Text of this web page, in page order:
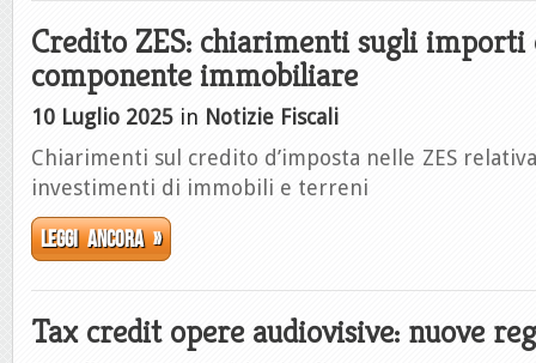
Credito ZES: chiarimenti sugli importi
componente immobiliare
10 Luglio 2025 in Notizie Fiscali
Chiarimenti sul credito d’imposta nelle ZES
investimenti di immobili e terreni
Leggi ancora »
Tax credit opere audiovisive: nuove